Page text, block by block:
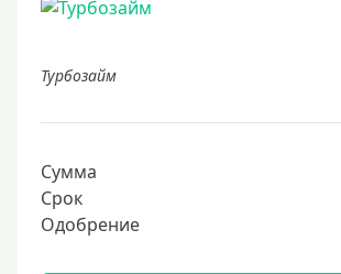
Турбозайм
Сумма
Срок
Одобрение